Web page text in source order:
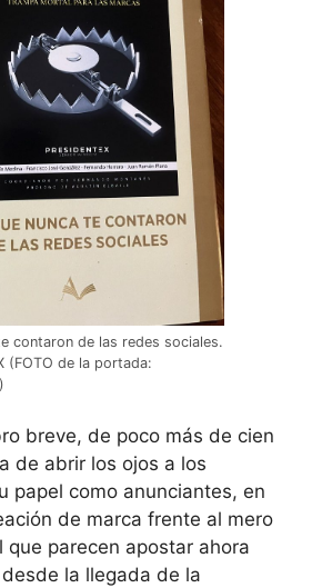
contaron de las redes sociales.
(FOTO de la portada:
breve, de poco más de cien
de abrir los ojos a los
papel como anunciantes, en
de marca frente al mero
que parecen apostar ahora
la llegada de la